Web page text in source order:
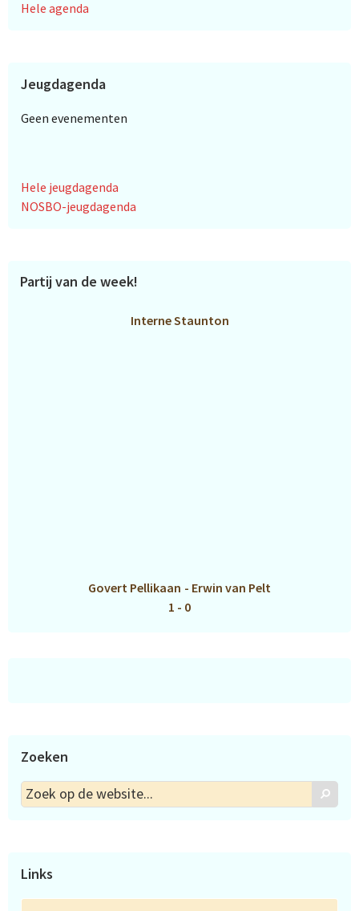
Hele agenda
Jeugdagenda
Geen evenementen
Hele jeugdagenda
NOSBO-jeugdagenda
Partij van de week!
Interne Staunton
Govert Pellikaan - Erwin van Pelt
1 - 0
Zoeken
Zoek
op
Zoek
Links